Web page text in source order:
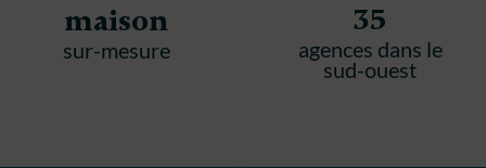
maison
sur-mesure
35
agences dans le
sud-ouest